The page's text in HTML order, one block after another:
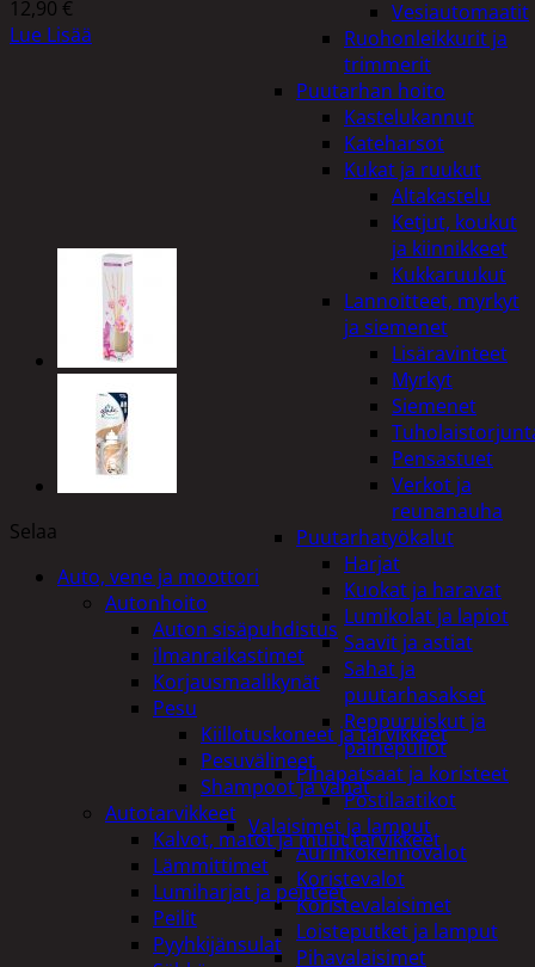
Vesiautomaatit
Ruohonleikkurit ja
trimmerit
Puutarhan hoito
Kastelukannut
Kateharsot
Kukat ja ruukut
Altakastelu
Ketjut, koukut
ja kiinnikkeet
Kukkaruukut
Lannoitteet, myrkyt
ja siemenet
Lisäravinteet
Myrkyt
Siemenet
Pensastuet
Verkot ja
reunanauha
Puutarhatyökalut
Harjat
Kuokat ja haravat
Lumikolat ja lapiot
Saavit ja astiat
Sahat ja
puutarhasakset
Reppuruiskut ja
painepullot
Pihapatsaat ja koristeet
Postilaatikot
Valaisimet ja lamput
Aurinkokennovalot
Koristevalot
Koristevalaisimet
Loisteputket ja lamput
Pihavalaisimet
12,90 €
Lue Lisää
Selaa
Auto, vene ja moottori
Autonhoito
Auton sisäpuhdistus
ilmanraikastimet
Korjausmaalikynät
Pesu
Kiillotuskoneet ja tarvikkeet
Pesuvälineet
Shampoot ja vahat
Autotarvikkeet
Kalvot, matot ja muut tarvikkeet
Lämmittimet
Lumiharjat ja peitteet
Peilit
Pyyhkijänsulat